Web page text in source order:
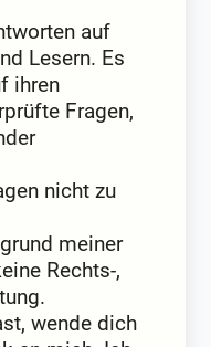
auf
Lesern. Es
ihren
Fragen,
nicht zu
meiner
Rechts-,
wende dich